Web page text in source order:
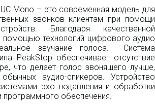
Mono – это современная модель для
звонков клиентам при помощи
Благодаря качественной
помощью технологий цифрового аудио
звучание голоса. Система
PeakStop обеспечивает отсутствие
что делает голос звонящего лучше,
аудио-спикеров. Устройство
эхо подавления и обработки
обеспечения.